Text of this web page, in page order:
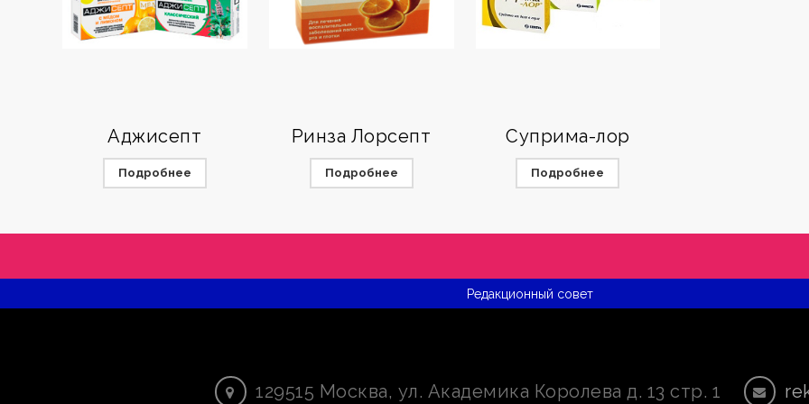
Аджисепт
Подробнее
Ринза Лорсепт
Подробнее
Суприма-лор
Подробнее
Редакционный совет
129515 Москва, ул. Академика Королева д. 13 стр. 1